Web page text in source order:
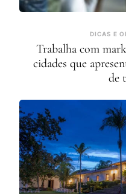
DICAS E
Trabalha com
cidades que
de